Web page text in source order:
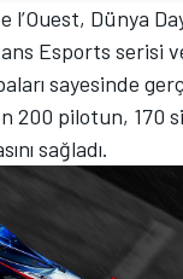
Dünya
Esports serisi
sayesinde
200 pilotun, 170
sağladı.